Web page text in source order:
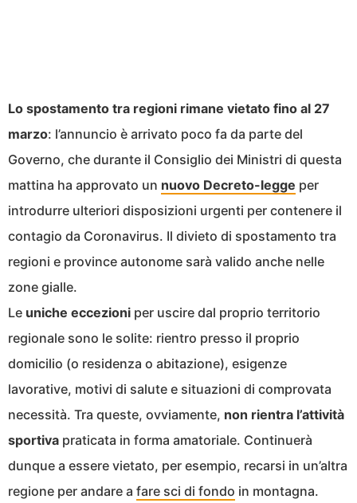
Lo spostamento tra regioni rimane vietato fino al 27
marzo: l’annuncio è arrivato poco fa da parte del
Governo, che durante il Consiglio dei Ministri di questa
mattina ha approvato un nuovo Decreto-legge per
introdurre ulteriori disposizioni urgenti per contenere il
contagio da Coronavirus. Il divieto di spostamento tra
regioni e province autonome sarà valido anche nelle
zone gialle.
Le uniche eccezioni per uscire dal proprio territorio
regionale sono le solite: rientro presso il proprio
domicilio (o residenza o abitazione), esigenze
lavorative, motivi di salute e situazioni di comprovata
necessità. Tra queste, ovviamente, non rientra l’attività
sportiva praticata in forma amatoriale. Continuerà
dunque a essere vietato, per esempio, recarsi in un’altra
regione per andare a fare sci di fondo in montagna.